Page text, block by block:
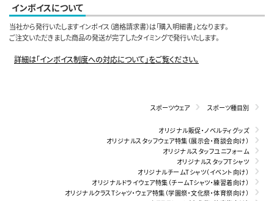
インボイスについて
当社から発行いたしますインボイス（適格請求書）は「購入明細書」となります。
ご注文いただきました商品の発送が完了したタイミングで発行いたします。
詳細は「インボイス制度への対応について」をご覧ください。
スポーツウェア スポーツ種目別
オリジナル販促・ノベルティグッズ
オリジナルスタッフウェア特集（展示会・商談会向け）
オリジナルスタッフユニフォーム
オリジナルスタッフTシャツ
オリジナルチームTシャツ（イベント向け）
オリジナルドライウェア特集（チームTシャツ・練習着向け）
オリジナルクラスTシャツ・ウェア特集（学園祭・文化祭・体育祭向け）